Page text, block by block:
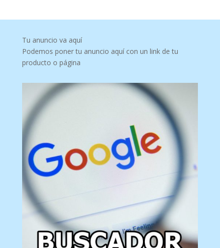
Tu anuncio va aquí
Podemos poner tu anuncio aquí con un link de tu
producto o página